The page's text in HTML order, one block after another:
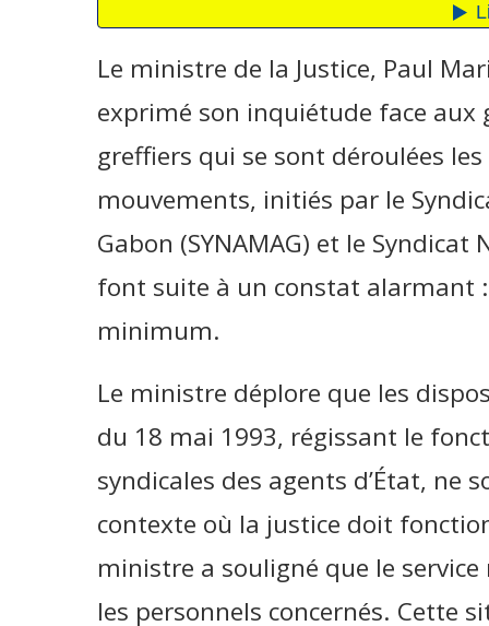
Le ministre de la Justice, Paul
exprimé son inquiétude face aux
greffiers qui se sont déroulées
mouvements, initiés par le
Gabon (SYNAMAG) et le Syndicat
font suite à un constat alarmant
minimum.
Le ministre déplore que les
du 18 mai 1993, régissant le
syndicales des agents d’État, ne
contexte où la justice doit
ministre a souligné que le
les personnels concernés. Cette